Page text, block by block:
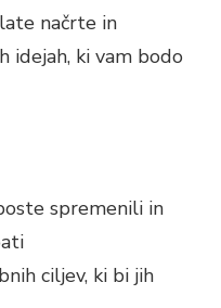
načrte in
idejah, ki vam bodo
spremenili in
ciljev, ki bi jih